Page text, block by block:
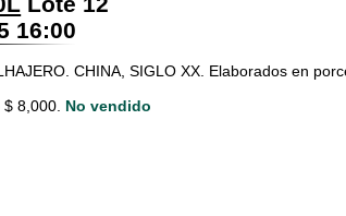
16:00
CHINA, SIGLO XX. Elaborados en
8,000. No vendido